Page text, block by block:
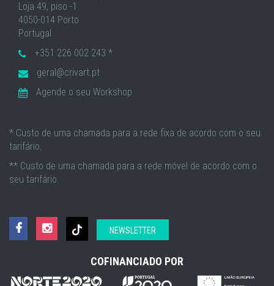
Loja 49, piso -1
4050-014 Porto
Portugal
+351 226 002 243 *
geral@crivart.pt
Agende o seu Workshop
* Custo de uma chamada para a rede fixa de acordo com o seu
tarifário.
** Custo de uma chamada para a rede móvel de acordo com o
seu tarifário.
NEWSLETTER
COFINANCIADO POR